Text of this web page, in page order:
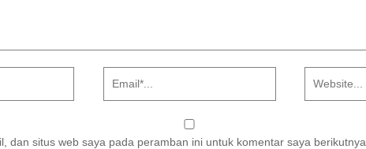
dan situs web saya pada peramban ini untuk komentar saya berikutnya.